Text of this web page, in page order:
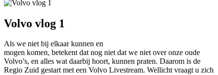
Volvo vlog 1
Als we niet bij elkaar kunnen en
mogen komen, betekent dat nog niet dat we niet over onze oude
Volvo’s, en alles wat daarbij hoort, kunnen praten. Daarom is de
Regio Zuid gestart met een Volvo Livestream. Wellicht vraagt u zich